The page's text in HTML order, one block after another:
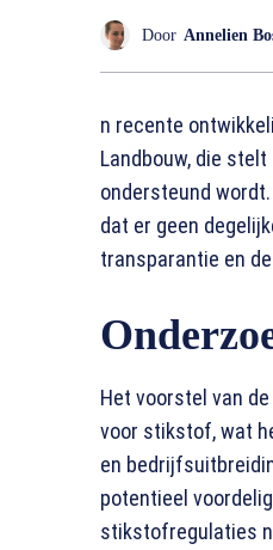
Door Annelien
n recente
Landbouw, die
ondersteund
dat er geen
transparantie en
Het voorstel van
voor stikstof, wat
en
potentieel
stikstofregulaties